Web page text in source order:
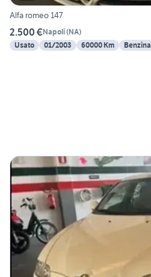
Alfa romeo 147
2.500 €Napoli(NA)
Usato
01/2003 60000 Km Benzina